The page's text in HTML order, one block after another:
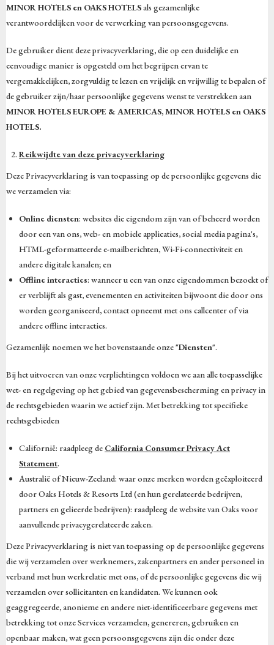
MINOR HOTELS en OAKS HOTELSals gezamenlijke
verantwoordelijken voor de verwerking van persoonsgegevens.
De gebruiker dient deze privacyverklaring, die op een duidelijke en
eenvoudige manier is opgesteld om het begrijpen ervan te
vergemakkelijken, zorgvuldig te lezen en vrijelijk en vrijwillig te bepalen of
de gebruiker zijn/haar persoonlijke gegevens wenst te verstrekken aan
MINOR HOTELS EUROPE & AMERICAS, MINOR HOTELS en OAKS
HOTELS.
Reikwijdte van deze privacyverklaring
Deze Privacyverklaring is van toepassing op de persoonlijke gegevens die
we verzamelen via:
Online diensten: websites die eigendom zijn van of beheerd worden
door een van ons, web- en mobiele applicaties, social media pagina's,
HTML-geformatteerde e-mailberichten, Wi-Fi-connectiviteit en
andere digitale kanalen; en
Offline interacties: wanneer u een van onze eigendommen bezoekt of
er verblijft als gast, evenementen en activiteiten bijwoont die door ons
worden georganiseerd, contact opneemt met ons callcenter of via
andere offline interacties.
Gezamenlijk noemen we het bovenstaande onze "Diensten".
Bij het uitvoeren van onze verplichtingen voldoen we aan alle toepasselijke
wet- en regelgeving op het gebied van gegevensbescherming en privacy in
de rechtsgebieden waarin we actief zijn. Met betrekking tot specifieke
rechtsgebieden
Californië: raadpleeg de California Consumer Privacy Act
Statement.
Australië of Nieuw-Zeeland: waar onze merken worden geëxploiteerd
door Oaks Hotels & Resorts Ltd (en hun gerelateerde bedrijven,
partners en gelieerde bedrijven): raadpleeg de website van Oaks voor
aanvullende privacygerelateerde zaken.
Deze Privacyverklaring is niet van toepassing op de persoonlijke gegevens
die wij verzamelen over werknemers, zakenpartners en ander personeel in
verband met hun werkrelatie met ons, of de persoonlijke gegevens die wij
verzamelen over sollicitanten en kandidaten. We kunnen ook
geaggregeerde, anonieme en andere niet-identificeerbare gegevens met
betrekking tot onze Services verzamelen, genereren, gebruiken en
openbaar maken, wat geen persoonsgegevens zijn die onder deze